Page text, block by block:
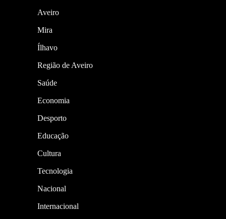
Aveiro
Mira
Ílhavo
Região de Aveiro
Saúde
Economia
Desporto
Educação
Cultura
Tecnologia
Nacional
Internacional